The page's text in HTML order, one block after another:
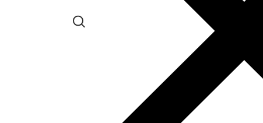
Закажите понравившуюся модель
Сравнить товар